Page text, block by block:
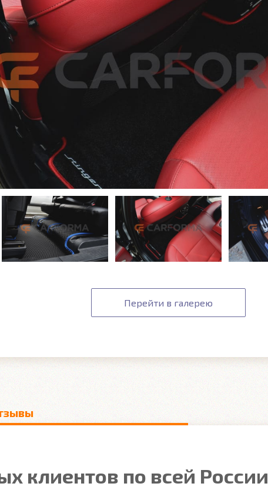
Перейти в галерею
клиентов по всей России